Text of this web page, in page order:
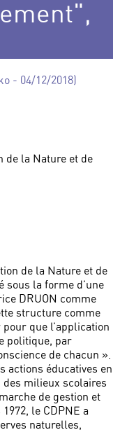
- 04/12/2018)
de la Nature et de
de la Nature et de
sous la forme d’une
DRUON comme
structure comme
que l’application
politique, par
de chacun ».
actions éducatives en
des milieux scolaires
de gestion et
le CDPNE a
naturelles,